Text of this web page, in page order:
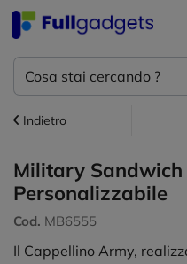
Indietro
Military Sandwich
Personalizzabile
Cod. MB6555
Il Cappellino Army,